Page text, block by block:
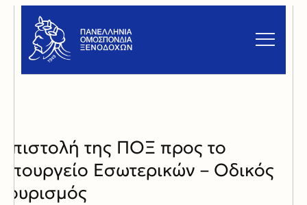
Επιστολή της ΠΟΞ προς το
Υπουργείο Εσωτερικών – Οδικός
τουρισμός